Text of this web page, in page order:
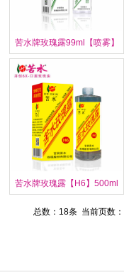
苦水牌玫瑰露99ml【喷雾】
苦水牌玫瑰露【H6】500ml
总数：18条 当前页数：